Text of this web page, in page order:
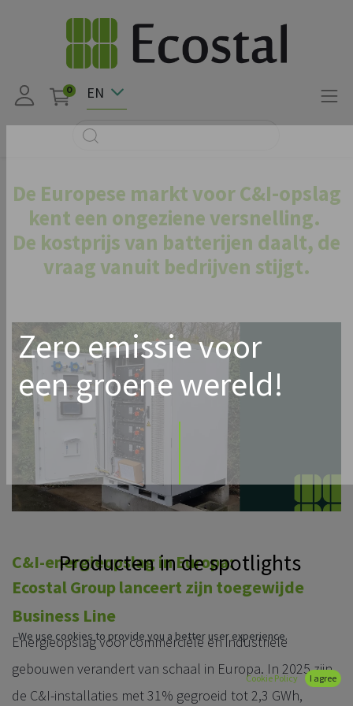
0 EN
De Europese markt voor C&I-opslag
kent een ongeziene versnelling.
De kostprijs van batterijen daalt, de
vraag vanuit bedrijven stijgt.
C&I-energieopslag in Europa:
Ecostal Group lanceert zijn toegewijde
Business Line
Energieopslag voor commerciële en industriële
gebouwen verandert van schaal in Europa. In 2025 zijn
de C&I-installaties met 31% gegroeid tot 2,3 GWh,
Zero emissie voor
een groene wereld!
Producten in de spotlights
We use cookies to provide you a better user experience.
Cookie Policy I agree